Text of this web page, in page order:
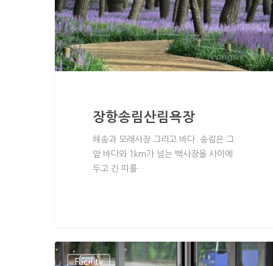
Hit enter to search or ESC to close
장항송림산림욕장
해송과 모래사장 그리고 바다. 송림은 그
앞 바다와 1km가 넘는 백사장을 사이에
두고 긴 띠를…
Facility